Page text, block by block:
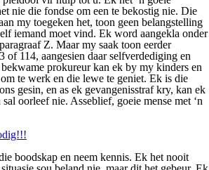
nie die fondse om een te bekostig nie. Die
my toegeken het, toon geen belangstelling
iemand moet vind. Ek word aangekla onder
Z. Maar my saak toon eerder
of 114, aangesien daar selfverdediging en
prokureur kan ek by my kinders en
te werk en die lewe te geniet. Ek is die
gesin, en as ek gevangenisstraf kry, kan ek
oorleef nie. Asseblief, goeie mense met ‘n
boodskap en neem kennis. Ek het nooit